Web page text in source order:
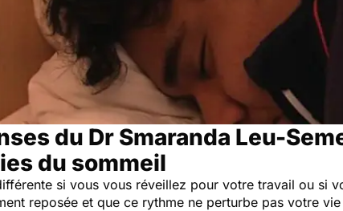
du Dr Smaranda Leu-
du sommeil
si vous vous réveillez pour votre travail ou si
reposée et que ce rythme ne perturbe pas votre